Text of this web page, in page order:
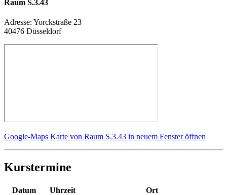
Raum S.3.43
Adresse: Yorckstraße 23
40476 Düsseldorf
Google-Maps Karte von Raum S.3.43 in neuem Fenster öffnen
Kurstermine
Datum Uhrzeit
Ort